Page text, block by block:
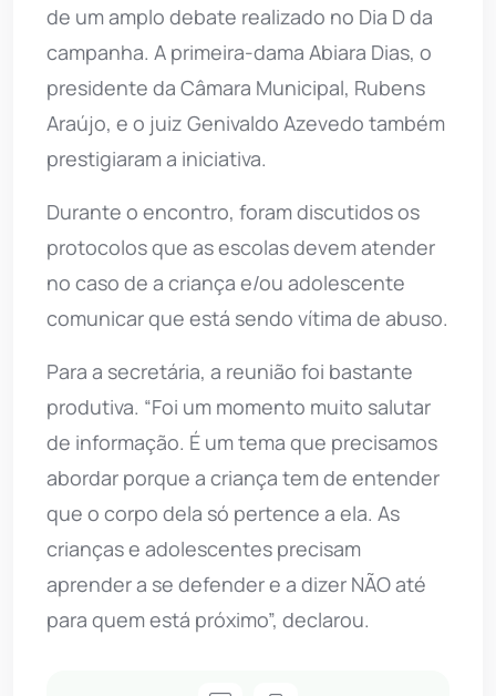
de um amplo debate realizado no Dia D da
campanha. A primeira-dama Abiara Dias, o
presidente da Câmara Municipal, Rubens
Araújo, e o juiz Genivaldo Azevedo também
prestigiaram a iniciativa.
Durante o encontro, foram discutidos os
protocolos que as escolas devem atender
no caso de a criança e/ou adolescente
comunicar que está sendo vítima de abuso.
Para a secretária, a reunião foi bastante
produtiva. “Foi um momento muito salutar
de informação. É um tema que precisamos
abordar porque a criança tem de entender
que o corpo dela só pertence a ela. As
crianças e adolescentes precisam
aprender a se defender e a dizer NÃO até
para quem está próximo”, declarou.